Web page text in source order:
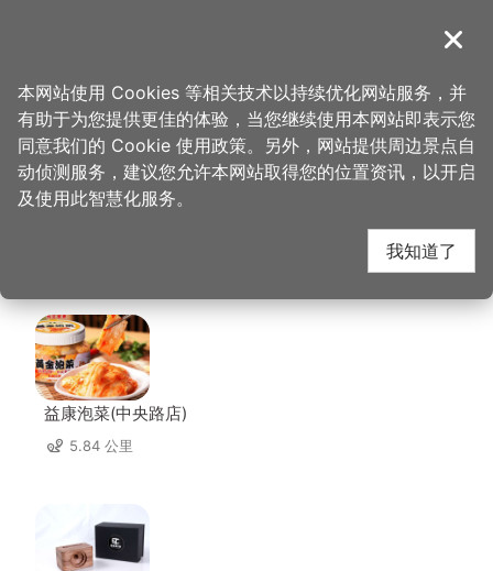
導覽
首页 > 想去的地方 > 美食、购物 > 云南人家风味餐馆
云南人家风味餐馆 周边
店家
益康泡菜(中央路店)
5.84 公里
关闭
本网站使用 Cookies 等相关技术以持续优化网站服务，并
有助于为您提供更佳的体验，当您继续使用本网站即表示您
同意我们的 Cookie 使用政策。另外，网站提供周边景点自
动侦测服务，建议您允许本网站取得您的位置资讯，以开启
及使用此智慧化服务。
我知道了